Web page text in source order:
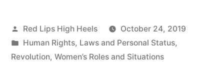
Posted
by
Red Lips High Heels
October 24, 2019
Posted
in
Human Rights, Laws and Personal Status,
Revolution, Women’s Roles and Situations